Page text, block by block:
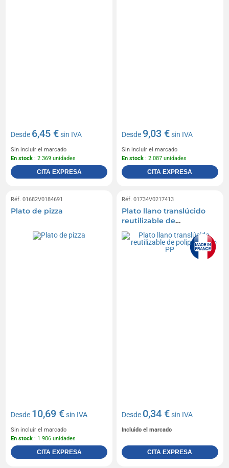
Desde 6,45 €sin IVA
Sin incluir el marcado
En stock : 2 369 unidades
CITA EXPRESA
Desde 9,03 €sin IVA
Sin incluir el marcado
En stock : 2 087 unidades
CITA EXPRESA
Réf. 01682V0184691
Plato de pizza
Desde 10,69 €sin IVA
Sin incluir el marcado
En stock : 1 906 unidades
CITA EXPRESA
Réf. 01734V0217413
Plato llano translúcido
reutilizable de
polipropileno PP
Desde 0,34 €sin IVA
Incluido el marcado
CITA EXPRESA